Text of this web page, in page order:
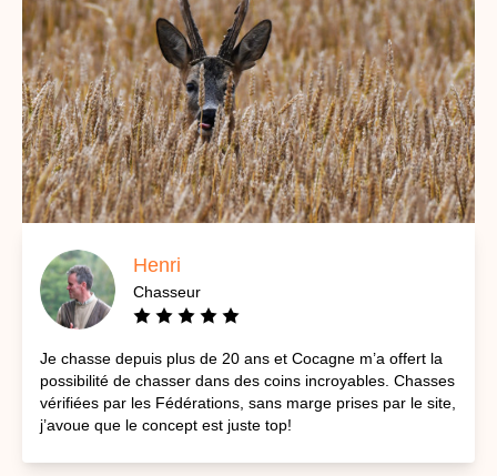
Henri
Chasseur
Je chasse depuis plus de 20 ans et Cocagne m’a offert la
possibilité de chasser dans des coins incroyables. Chasses
vérifiées par les Fédérations, sans marge prises par le site,
j’avoue que le concept est juste top!